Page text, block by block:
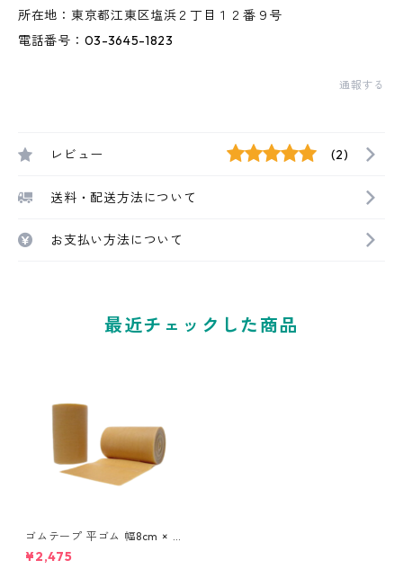
所在地：東京都江東区塩浜２丁目１２番９号
電話番号：03-3645-1823
通報する
レビュー (2)
送料・配送方法について
お支払い方法について
最近チェックした商品
ゴムテープ 平ゴム 幅8cm × 2
m (1本) 天然ゴム バラコンバ
ンドシリーズ 腰 足 サポート
¥2,475